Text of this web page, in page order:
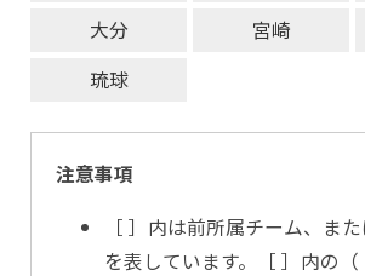
大分
宮崎
琉球
注意事項
［ ］内は前所属チーム、ま
を表しています。［ ］内の